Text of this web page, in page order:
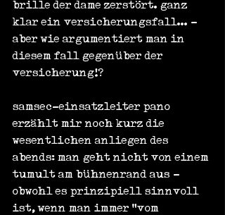
brille der dame zerstört. ganz
klar ein versicherungsfall... -
aber wie argumentiert man in
diesem fall gegenüber der
versicherung!?
samsec-einsatzleiter pano
erzählt mir noch kurz die
wesentlichen anliegen des
abends: man geht nicht von einem
tumult am bühnenrand aus -
obwohl es prinzipiell sinnvoll
ist, wenn man immer "vom